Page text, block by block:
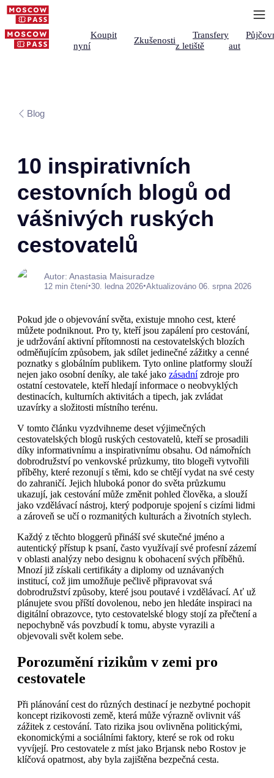
Koupit
nyní
Zkušenosti
Transfery
z letiště
aut
Blog
10 inspirativních
cestovních blogů od
vášnivých ruských
cestovatelů
Autor: Anastasia Maisuradze
12 min čtení•30. ledna 2026•Aktualizováno 06. srpna 2026
Pokud jde o objevování světa, existuje mnoho cest, které
můžete podniknout. Pro ty, kteří jsou zapálení pro cestování,
je udržování aktivní přítomnosti na cestovatelských blozích
odměňujícím způsobem, jak sdílet jedinečné zážitky a cenné
poznatky s globálním publikem. Tyto online platformy slouží
nejen jako osobní deníky, ale také jako zásadnízdroje pro
ostatní cestovatele, kteří hledají informace o neobvyklých
destinacích, kulturních aktivitách a tipech, jak zvládat
uzavírky a složitosti místního terénu.
V tomto článku vyzdvihneme deset výjimečných
cestovatelských blogů ruských cestovatelů, kteří se prosadili
díky informativnímu a inspirativnímu obsahu. Od námořních
dobrodružství po venkovské průzkumy, tito blogeři vytvořili
příběhy, které rezonují s těmi, kdo se chtějí vydat na své cesty
do zahraničí. Jejich hluboká ponor do světa průzkumu
ukazují, jak cestování může změnit pohled člověka, a slouží
jako vzdělávací nástroj, který podporuje spojení s cizími lidmi
a zároveň se učí o rozmanitých kulturách a životních stylech.
Každý z těchto bloggerů přináší své skutečné jméno a
autentický přístup k psaní, často využívají své profesní zázemí
v oblasti analýzy nebo designu k obohacení svých příběhů.
Mnozí již získali certifikáty a diplomy od uznávaných
institucí, což jim umožňuje pečlivě připravovat svá
dobrodružství způsoby, které jsou poutavé i vzdělávací. Ať už
plánujete svou příští dovolenou, nebo jen hledáte inspiraci na
digitální obrazovce, tyto cestovatelské blogy stojí za přečtení a
nepochybně vás povzbudí k tomu, abyste vyrazili a
objevovali svět kolem sebe.
Porozumění rizikům v zemi pro
cestovatele
Při plánování cest do různých destinací je nezbytné pochopit
koncept rizikovosti země, která může výrazně ovlivnit váš
zážitek z cestování. Tato rizika jsou ovlivněna politickými,
ekonomickými a sociálními faktory, které se rok od roku
vyvíjejí. Pro cestovatele z míst jako Brjansk nebo Rostov je
klíčová opatrnost, aby byla zajištěna bezpečná cesta.